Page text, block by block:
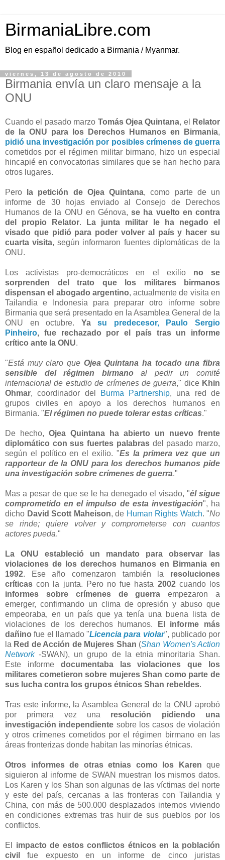
BirmaniaLibre.com
Blog en español dedicado a Birmania / Myanmar.
viernes, 13 de agosto de 2010
Birmania envía un claro mensaje a la
ONU
Cuando el pasado marzo Tomás Ojea Quintana, el
Relator
de la ONU para los Derechos Humanos en Birmania,
pidió una investigación por posibles crímenes de guerra
cometidos por el régimen militar birmano, hizo un especial
hincapié en convocatorias similares que se han hecho para
otros lugares.
Pero la petición de Ojea Quintana, como parte de un
informe de 30 hojas enviado al Consejo de Derechos
Humanos de la ONU en Génova,se ha vuelto en contra
del propio Relator.
La junta militar le ha negado el
visado que pidió para poder volver al país y hacer su
cuarta visita, según informaron fuentes diplomáticas de la
ONU.
Los activistas pro-democráticos en el exilio no se
sorprenden del trato que los militares birmanos
dispensan el abogado argentino, actualmente de visita en
Tailandia e Indonesia para preparar otro informe sobre
Birmania que será presentado en la Asamblea General de la
ONU en octubre. Yasu predecesor, Paulo Sergio
Pinheiro, fue rechazado por el país tras un informe
crítico ante la ONU.
"Está muy claro que Ojea Quintana ha tocado una fibra
sensible del régimen birmanoal pedir un comité
internacional de estudio de crímenes de guerra," dice Khin
Ohmar, coordinador del Burma Partnership, una red de
grupos civiles en apoyo a los derechos humanos en
Birmania. "El régimen no puede tolerar estas críticas."
De hecho, Ojea Quintana ha abierto un nuevo frente
diplomático con sus fuertes palabrasdel pasado marzo,
según el político en el exilio. "Es la primera vez que un
rapporteurde la ONU para los derechos humanos pide
una investigación sobre crímenes de guerra."
Mas a pesar de que se le ha denegado el visado, "él sigue
comprometido en el impulso de esta investigación", ha
dicho David Scott Maheison, de Human Rights Watch. "No
se rinde; quiere volver y comprometerse con cuantos
actores pueda."
La ONU estableció un mandato para observar las
violaciones de los derechos humanos en Birmania en
1992. Ese año comenzaron también la resoluciones
críticas con la junta. Pero no fue hasta 2002cuando los
informes sobre crímenes de guerra empezaron a
emerger, confirmando un clima de opresión y abuso que
empeoraba, en un país que ya tenía una buena lista de
violaciones de los derechos humanos.
El informe más
dañino fue el llamado "Licencia para violar", publicado por
la Red de Acción de Mujeres Shan (Shan Women's Action
Network-SWAN), un grupo de la etnia minoritaria Shan.
Este informe documentaba las violaciones que los
militares cometieron sobre mujeres Shan como parte de
sus lucha contra los grupos étnicos Shan rebeldes.
Tras este informe, la Asamblea General de la ONU aprobó
por primera vez una resolución pidiendo una
investigación independiente sobre los casos de violación
y otros crímenes cometidos por el régimen birmano en las
áreas fronterizas donde habitan las minorías étnicas.
Otros informes de otras etnias como los Karen que
siguieron al informe de SWAN muestran los mismos datos.
Los Karen y los Shan son algunas de las víctimas del norte
y este del país, cercanas a las fronteras con Tailandia y
China, con más de 500.000 desplazados internos viviendo
en condiciones extremas tras huir de sus pueblos por los
conflictos.
El impacto de estos conflictos étnicos en la población
civil
fue expuesto en un informe de cinco juristas